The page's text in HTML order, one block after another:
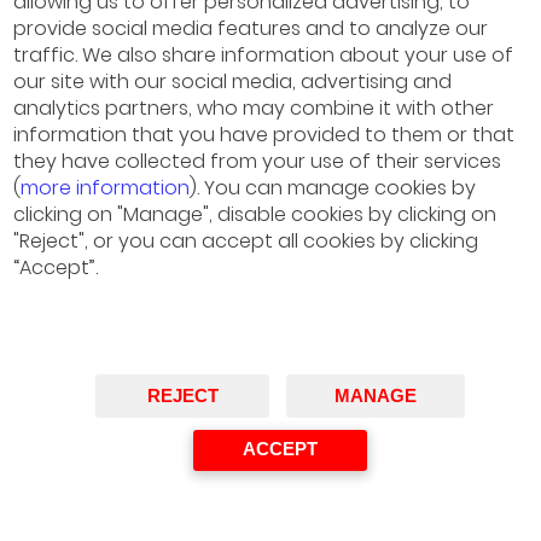
provide social media features and to analyze our
traffic. We also share information about your use of
our site with our social media, advertising and
analytics partners, who may combine it with other
information that you have provided to them or that
they have collected from your use of their services
(more information). You can manage cookies by
clicking on "Manage", disable cookies by clicking on
"Reject", or you can accept all cookies by clicking
“Accept”.
REJECT MANAGE
ACCEPT
EP#1 – Dilemas,